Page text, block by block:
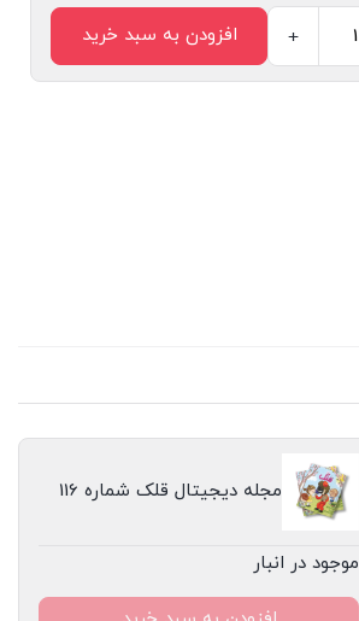
+ افزودن به سبد خرید
مجله دیجیتال قلک شماره 116
موجود در انبار